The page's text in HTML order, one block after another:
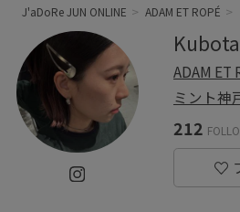
ン オンライン）
J'aDoRe JUN ONLINE ADAM ET ROPÉ
Kubota
ADAM ET
ミント神
212